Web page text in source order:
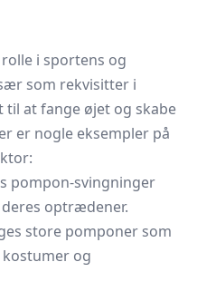
i sportens og
som rekvisitter i
til at fange øjet og skabe
er nogle eksempler på
pompon-svingninger
optrædener.
store pomponer som
og